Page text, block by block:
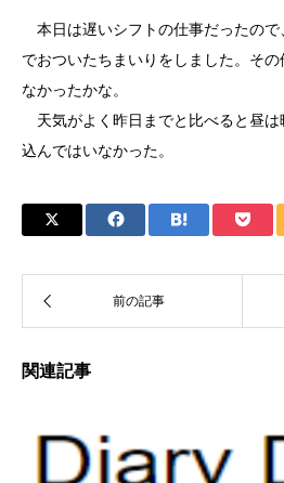
本日は遅いシフトの仕事だったので
でおついたちまいりをしました。そ
なかったかな。
天気がよく昨日までと比べると昼は
込んではいなかった。
関連記事